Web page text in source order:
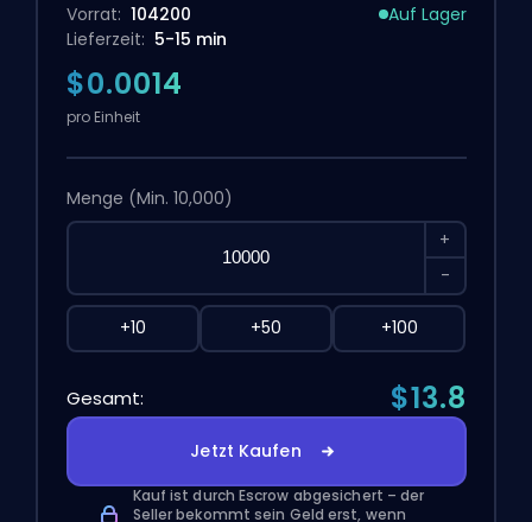
Vorrat: 104200
Auf Lager
Lieferzeit: 5-15 min
$0.0014
pro Einheit
Menge (Min. 10,000)
+
-
+10 +50 +100
Gesamt: $13.8
Jetzt Kaufen
Kauf ist durch Escrow abgesichert – der
Seller bekommt sein Geld erst, wenn